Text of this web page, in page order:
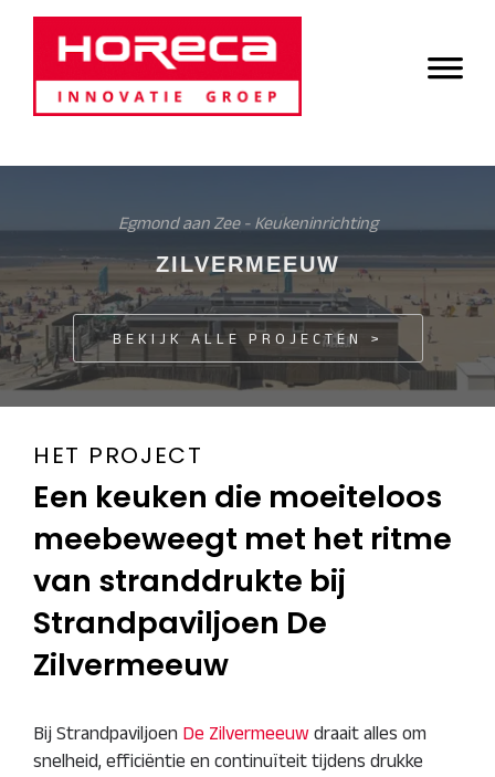
Door
naar
de
hoofd
Horeca Innovatie
Groep
Header
Egmond aan Zee - Keukeninrichting
ZILVERMEEUW
BEKIJK ALLE PROJECTEN >
HET PROJECT
Een keuken die moeiteloos
meebeweegt met het ritme
van stranddrukte bij
Strandpaviljoen De
Zilvermeeuw
Bij Strandpaviljoen De Zilvermeeuw draait alles om
snelheid, efficiëntie en continuïteit tijdens drukke